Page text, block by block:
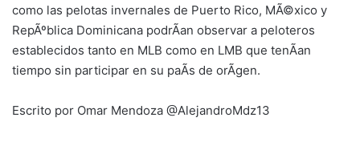
como las pelotas invernales de Puerto Rico, MÃ©xico y
RepÃºblica Dominicana podrÃ­an observar a peloteros
establecidos tanto en MLB como en LMB que tenÃ­an
tiempo sin participar en su paÃ­s de orÃ­gen.
Escrito por Omar Mendoza @AlejandroMdz13